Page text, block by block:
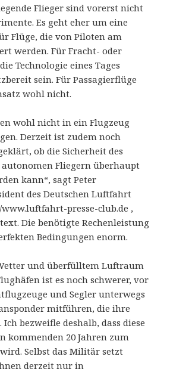
Flieger sind vorerst nicht
Es geht eher um eine
Flüge, die von Piloten am
werden. Für Fracht- oder
Technologie eines Tages
sein. Für Passagierflüge
wohl nicht.
wohl nicht in ein Flugzeug
Derzeit ist zudem noch
ob die Sicherheit des
Fliegern überhaupt
kann“, sagt Peter
des Deutschen Luftfahrt
www.luftfahrt-presse-club.de ,
Die benötigte Rechenleistung
Bedingungen enorm.
und überfülltem Luftraum
ist es noch schwerer, vor
und Segler unterwegs
mitführen, die ihre
bezweifle deshalb, dass diese
kommenden 20 Jahren zum
Selbst das Militär setzt
derzeit nur in